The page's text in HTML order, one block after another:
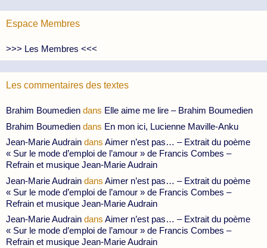
Espace Membres
>>> Les Membres <<<
Les commentaires des textes
Brahim Boumedien dans Elle aime me lire – Brahim Boumedien
Brahim Boumedien dans En mon ici, Lucienne Maville-Anku
Jean-Marie Audrain dans Aimer n’est pas… – Extrait du poème
« Sur le mode d’emploi de l’amour » de Francis Combes –
Refrain et musique Jean-Marie Audrain
Jean-Marie Audrain dans Aimer n’est pas… – Extrait du poème
« Sur le mode d’emploi de l’amour » de Francis Combes –
Refrain et musique Jean-Marie Audrain
Jean-Marie Audrain dans Aimer n’est pas… – Extrait du poème
« Sur le mode d’emploi de l’amour » de Francis Combes –
Refrain et musique Jean-Marie Audrain